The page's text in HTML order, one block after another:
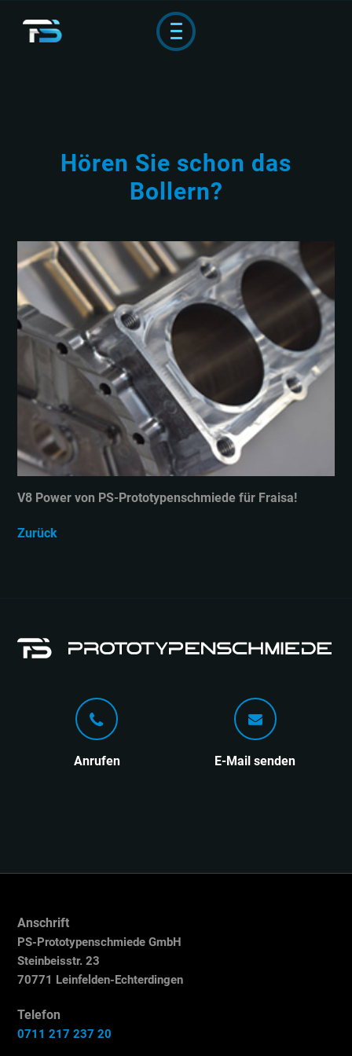
Hören Sie schon das
Bollern?
V8 Power von PS-Prototypenschmiede für Fraisa!
Zurück
Anrufen E-Mail senden
Anschrift
PS-Prototypenschmiede GmbH
Steinbeisstr. 23
70771 Leinfelden-Echterdingen
Telefon
0711 217 237 20